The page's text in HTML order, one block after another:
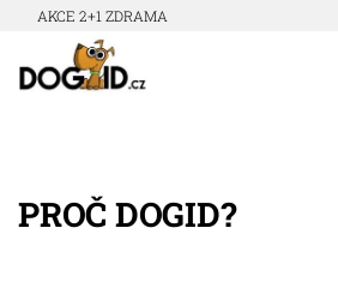
AKCE 2+1 ZDRAMA
PROČ DOGID?